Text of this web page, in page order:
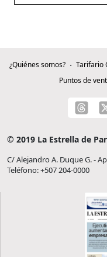
¿Quiénes somos? Tarifario
Puntos de
© 2019 La Estrella de
C/ Alejandro A. Duque G. -
Teléfono: +507 204-0000